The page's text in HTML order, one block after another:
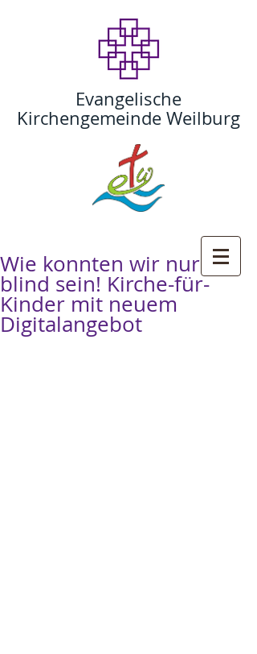
Evangelische
Kirchengemeinde Weilburg
Wie konnten wir nur so
blind sein! Kirche-für-
Kinder mit neuem
Digitalangebot